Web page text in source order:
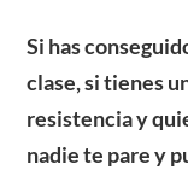
Si has
clase, si tienes
resistencia y
nadie te pare y